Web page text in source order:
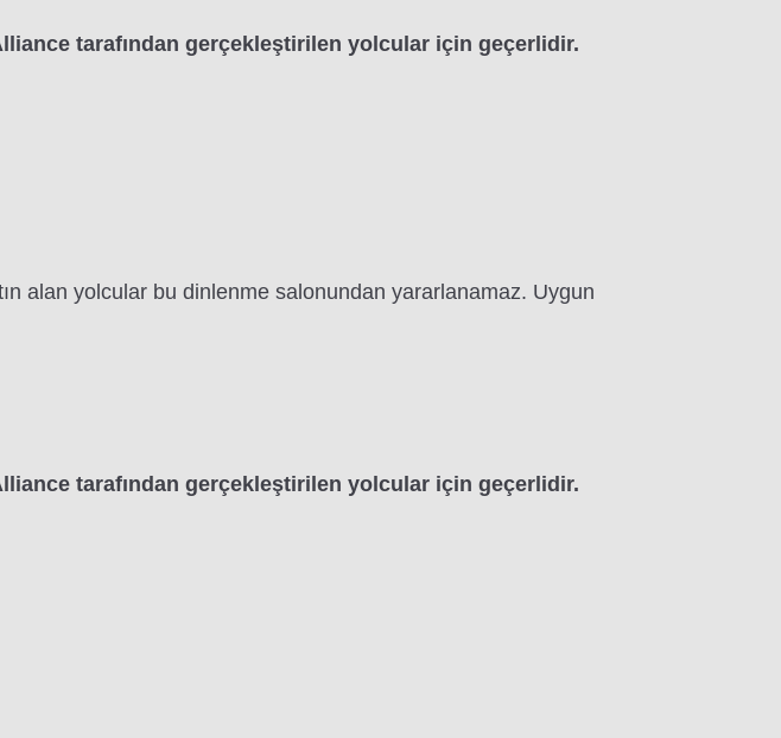
tarafından gerçekleştirilen yolcular için geçerlidir.
alan yolcular bu dinlenme salonundan yararlanamaz. Uygun
tarafından gerçekleştirilen yolcular için geçerlidir.